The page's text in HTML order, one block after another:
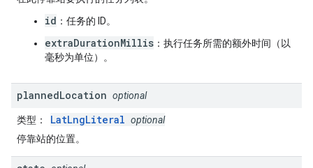
id ：任务的 ID。
extraDurationMillis ：执行任务所需的额外时间（以
毫秒为单位）。
plannedLocation optional
类型 ： LatLngLiteral optional
停靠站的位置。